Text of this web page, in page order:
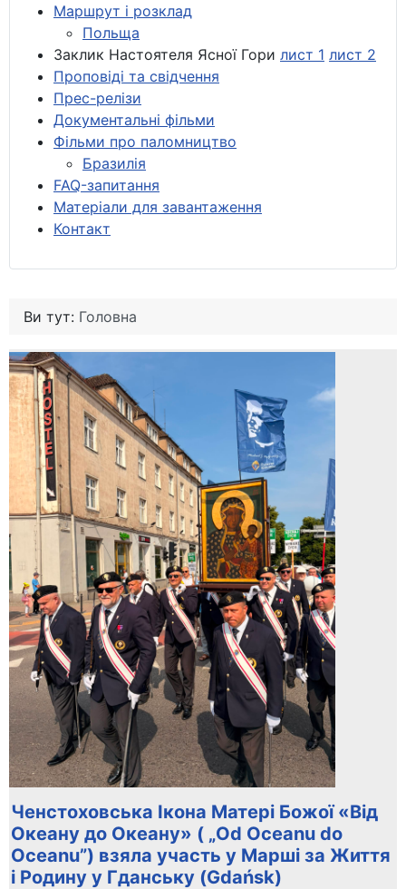
Маршрут і розклад
Польща
Заклик Настоятеля Ясної Гори лист 1 лист 2
Проповіді та свідчення
Прес-релізи
Документальні фільми
Фільми про паломництво
Бразилія
FAQ-запитання
Матеріали для завантаження
Контакт
Ви тут: Головна
Ченстоховська Ікона Матері Божої «Від
Океану до Океану» ( „Od Oceanu do
Oceanu”) взяла участь у Марші за Життя
і Родину у Гданську (Gdańsk)